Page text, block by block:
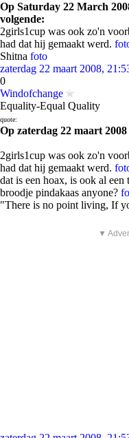
Op Saturday 22 March
volgende:
2girls1cup was ook zo'n
had dat hij gemaakt werd.
Shitna foto
zaterdag 22 maart 2008,
0
Windofchange
Equality-Equal Quality
quote:
Op zaterdag 22 maart
2girls1cup was ook zo'n
had dat hij gemaakt werd.
dat is een hoax, is ook al
broodje pindakaas anyone?
"There is no point living, If
▼